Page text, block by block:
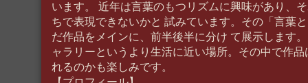
います。 近年は言葉のもつリズムに興味があり、
ちで表現できないかと 試みています。その「言葉
だ作品をメインに、前半後半に分け て展示します
ャラリーというより生活に近い場所。その中で作
れるのかも楽しみです。